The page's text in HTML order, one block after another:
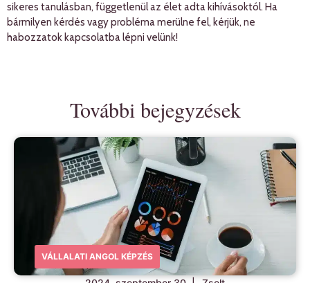
sikeres tanulásban, függetlenül az élet adta kihívásoktól. Ha
bármilyen kérdés vagy probléma merülne fel, kérjük, ne
habozzatok kapcsolatba lépni velünk!
További bejegyzések
VÁLLALATI ANGOL KÉPZÉS